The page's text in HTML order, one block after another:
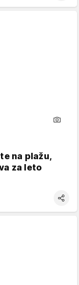
na plažu,
za leto